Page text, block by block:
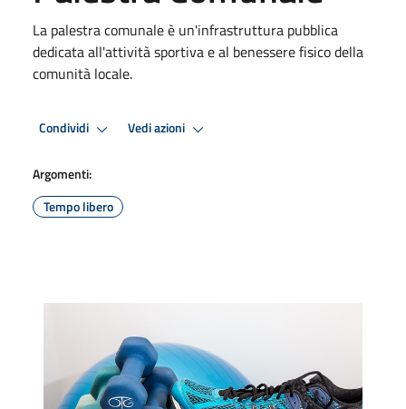
La palestra comunale è un'infrastruttura pubblica
dedicata all'attività sportiva e al benessere fisico della
comunità locale.
Condividi Vedi azioni
Argomenti:
Tempo libero